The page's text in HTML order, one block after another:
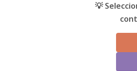
💡